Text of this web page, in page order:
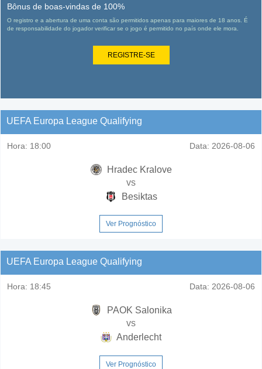
Bônus de boas-vindas de 100%
O registro e a abertura de uma conta são permitidos apenas para maiores de 18 anos. É
de responsabilidade do jogador verificar se o jogo é permitido no país onde ele mora.
REGISTRE-SE
UEFA Europa League Qualifying
Hora: 18:00 Data: 2026-08-06
Hradec Kralove
vs
Besiktas
Ver Prognóstico
UEFA Europa League Qualifying
Hora: 18:45 Data: 2026-08-06
PAOK Salonika
vs
Anderlecht
Ver Prognóstico